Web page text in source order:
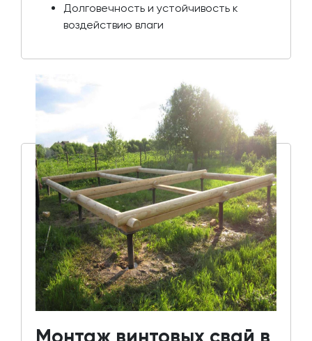
Долговечность и устойчивость к
воздействию влаги